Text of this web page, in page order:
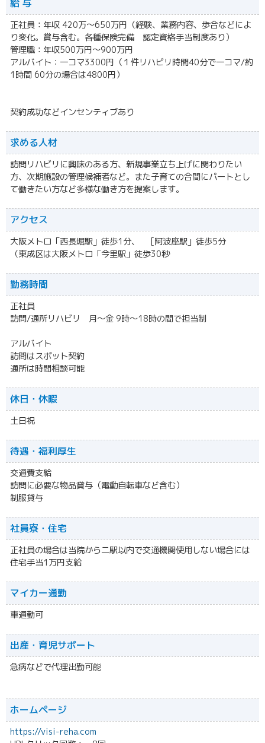
給 与
正社員：年収 420万〜650万円（経験、業務内容、歩合などによ
り変化。賞与含む。各種保険完備 認定資格手当制度あり）
管理職：年収500万円〜900万円
アルバイト：一コマ3300円（１件リハビリ時間40分で一コマ/約
1時間 60分の場合は4800円）
契約成功などインセンティブあり
求める人材
訪問リハビリに興味のある方、新規事業立ち上げに関わりたい
方、次期施設の管理候補者など。また子育ての合間にパートとし
て働きたい方など多様な働き方を提案します。
アクセス
大阪メトロ「西長堀駅」徒歩1分、 [阿波座駅」徒歩5分
（東成区は大阪メトロ「今里駅」徒歩30秒
勤務時間
正社員
訪問/通所リハビリ 月〜金 9時〜18時の間で担当制
アルバイト
訪問はスポット契約
通所は時間相談可能
休日・休暇
土日祝
待遇・福利厚生
交通費支給
訪問に必要な物品貸与（電動自転車など含む）
制服貸与
社員寮・住宅
正社員の場合は当院から二駅以内で交通機関使用しない場合には
住宅手当1万円支給
マイカー通勤
車通勤可
出産・育児サポート
急病などで代理出勤可能
ホームページ
https://visi-reha.com